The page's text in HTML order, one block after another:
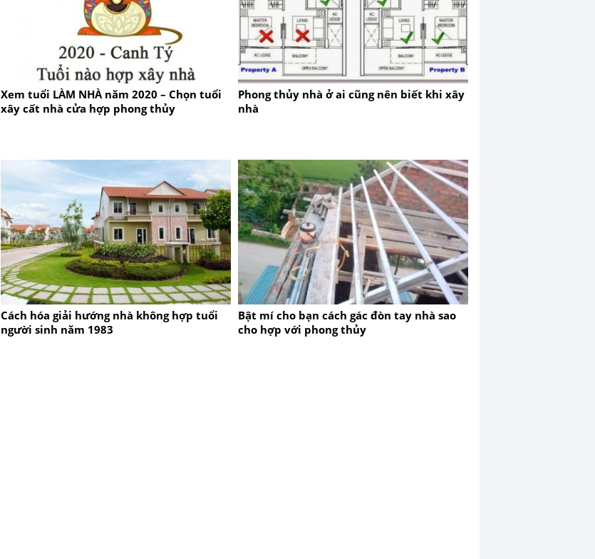
Xem tuổi LÀM NHÀ năm 2020 – Chọn tuổi
xây cất nhà cửa hợp phong thủy
Phong thủy nhà ở ai cũng nên biết khi xây
nhà
Cách hóa giải hướng nhà không hợp tuổi
người sinh năm 1983
Bật mí cho bạn cách gác đòn tay nhà sao
cho hợp với phong thủy